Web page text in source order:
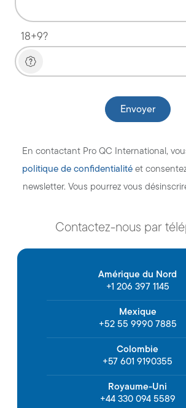
18+9?
En contactant Pro QC International,
politique de confidentialitéet
newsletter. Vous pourrez vous
Contactez-nous par
Amérique du Nord
+1 206 397 1145
Mexique
+52 55 9990 7885
Colombie
+57 601 9190355
Royaume-Uni
+44 330 094 5589